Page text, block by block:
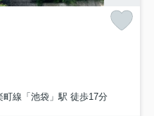
町線「池袋」駅 徒歩17分